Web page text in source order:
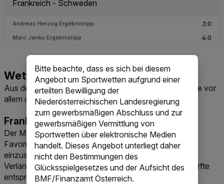
Bitte beachte, dass es sich bei diesem
Angebot um Sportwetten aufgrund einer
erteilten Bewilligung der
Niederösterreichischen Landesregierung
zum gewerbsmäßigen Abschluss und zur
gewerbsmäßigen Vermittlung von
Sportwetten über elektronische Medien
handelt. Dieses Angebot unterliegt daher
nicht den Bestimmungen des
Glücksspielgesetzes und der Aufsicht des
BMF/Finanzamt Österreich.
Aus den aktuellen Quoten ergeben sich für deine Wette vor
allem diese Märkte:
Frankreich setzt sich durch
Der Markt auf das Weiterkommen ist der naheliegende
Favoritenmarkt. Frankreich ist sportlich klar stärker
einzuschätzen und deckt mit diesem Markt auch
Verlängerung oder Elfmeterschießen ab. Die Quote dürfte
entsprechend niedrig sein.